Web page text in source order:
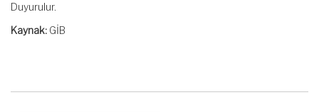
Duyurulur.
Kaynak: GİB